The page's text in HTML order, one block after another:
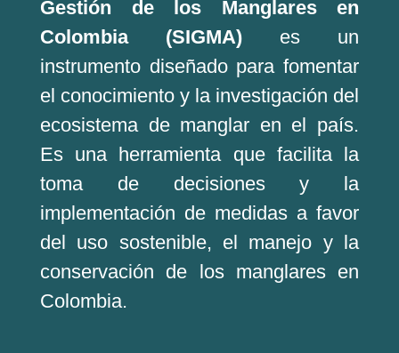
Gestión de los Manglares en
Colombia (SIGMA) es un
instrumento diseñado para fomentar
el conocimiento y la investigación del
ecosistema de manglar en el país.
Es una herramienta que facilita la
toma de decisiones y la
implementación de medidas a favor
del uso sostenible, el manejo y la
conservación de los manglares en
Colombia.